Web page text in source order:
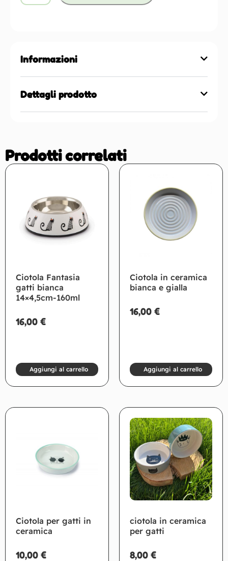
Informazioni
Dettagli prodotto
Prodotti correlati
Ciotola Fantasia
gatti bianca
14×4,5cm-160ml
16,00 €
Aggiungi al carrello
Ciotola in ceramica
bianca e gialla
16,00 €
Aggiungi al carrello
Ciotola per gatti in
ceramica
10,00 €
ciotola in ceramica
per gatti
8,00 €